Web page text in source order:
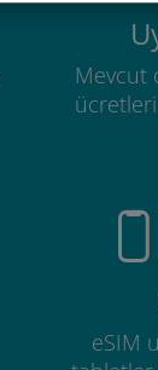
Mevcut
eSIM